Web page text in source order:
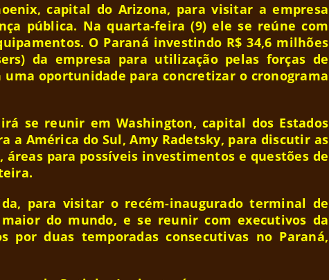
capital do Arizona, para visitar a empresa
pública. Na quarta-feira (9) ele se reúne com
O Paraná investindo R$ 34,6 milhões
da empresa para utilização pelas forças de
oportunidade para concretizar o cronograma
se reunir em Washington, capital dos Estados
América do Sul, Amy Radetsky, para discutir as
áreas para possíveis investimentos e questões de
para visitar o recém-inaugurado terminal de
do mundo, e se reunir com executivos da
por duas temporadas consecutivas no Paraná,